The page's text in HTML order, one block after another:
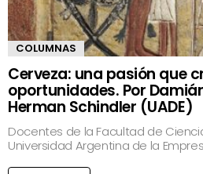
COLUMNAS
Cerveza: una pasión que
oportunidades. Por
Herman Schindler (UADE)
Docentes de la Facultad de
Universidad Argentina de la